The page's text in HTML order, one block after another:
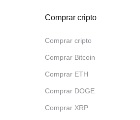
Comprar cripto
Comprar cripto
Comprar Bitcoin
Comprar ETH
Comprar DOGE
Comprar XRP